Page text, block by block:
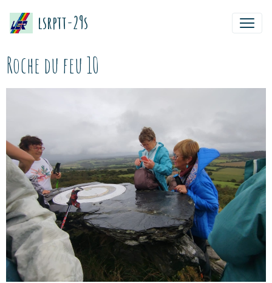
lsrptt-29s
Roche du feu 10